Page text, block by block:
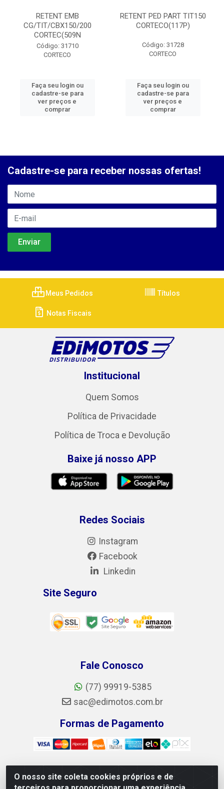
RETENT EMB
CG/TIT/CBX150/200
CORTEC(509N
Código: 31710
CORTECO
Faça seu login ou
cadastre-se para
ver preços e
comprar
RETENT PED PART TIT150
CORTECO(117P)
Código: 31728
CORTECO
Faça seu login ou
cadastre-se para
ver preços e
comprar
O nosso site coleta cookies próprios e de
Cadastre-se para receber nossas ofertas!
Meus Pedidos Títulos
Notas Fiscais
Institucional
Quem Somos
Política de Privacidade
Política de Troca e Devolução
Baixe já nosso APP
Redes Sociais
Instagram
Facebook
Linkedin
Site Seguro
Fale Conosco
(77) 99919-5385
sac@edimotos.com.br
Formas de Pagamento
Edimotos Edilson Martins do Prado Ferraz LTDA - CNPJ